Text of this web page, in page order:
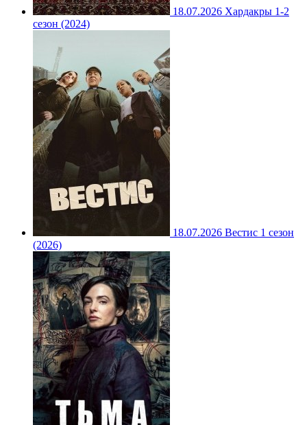
18.07.2026 Хардакры 1-2
сезон (2024)
18.07.2026 Вестис 1 сезон
(2026)